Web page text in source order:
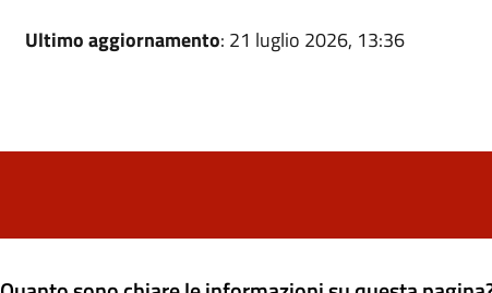
Ultimo aggiornamento: 21 luglio 2026, 13:36